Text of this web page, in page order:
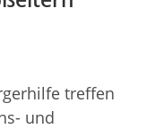
treffen
und